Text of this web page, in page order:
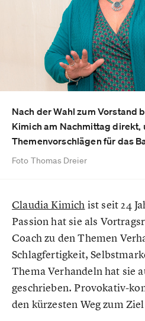
Nach der Wahl zum Vorstand
Kimich am Nachmittag direkt,
Themenvorschlägen für das
Foto Thomas Dreier
Claudia Kimich ist seit 24
Passion hat sie als
Coach zu den Themen
Schlagfertigkeit,
Thema Verhandeln hat sie
geschrieben. Provokativ-
den kürzesten Weg zum